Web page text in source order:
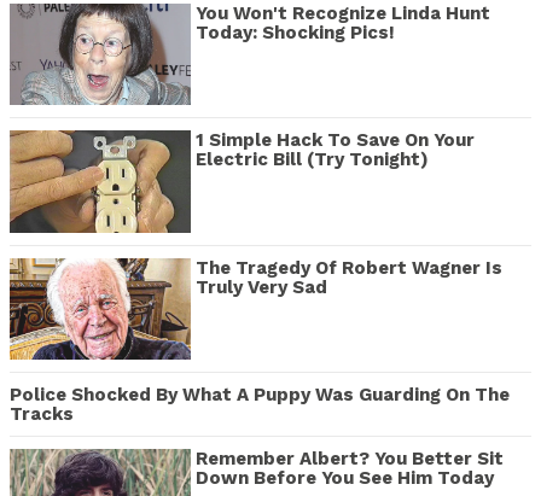
You Won't Recognize Linda Hunt
Today: Shocking Pics!
1 Simple Hack To Save On Your
Electric Bill (Try Tonight)
The Tragedy Of Robert Wagner Is
Truly Very Sad
Police Shocked By What A Puppy Was Guarding On The
Tracks
Remember Albert? You Better Sit
Down Before You See Him Today